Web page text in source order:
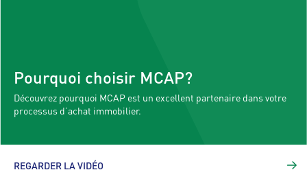
Pourquoi choisir MCAP?
Découvrez pourquoi MCAP est un excellent partenaire dans votre
processus d’achat immobilier.
REGARDER LA VIDÉO